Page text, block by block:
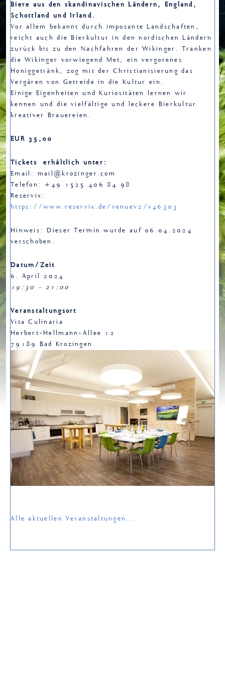
Biere aus den skandinavischen Ländern, England,
Schottland und Irland.
Vor allem bekannt durch imposante Landschaften,
reicht auch die Bierkultur in den nordischen Ländern
zurück bis zu den Nachfahren der Wikinger. Tranken
die Wikinger vorwiegend Met, ein vergorenes
Honiggetränk, zog mit der Christianisierung das
Vergären von Getreide in die Kultur ein.
Einige Eigenheiten und Kuriositäten lernen wir
kennen und die vielfältige und leckere Bierkultur
kreativer Brauereien.
EUR 35,00
Tickets erhältlich unter:
Email: mail@krozinger.com
Telefon: +49 1525 406 84 98
Reservix:
https://www.reservix.de/venuev2/v46303
Hinweis: Dieser Termin wurde auf 06.04.2024
verschoben.
Datum/Zeit
6. April 2024
19:30 - 21:00
Veranstaltungsort
Vita Culinaria
Herbert-Hellmann-Allee 12
79189 Bad Krozingen
Alle aktuellen Veranstaltungen...